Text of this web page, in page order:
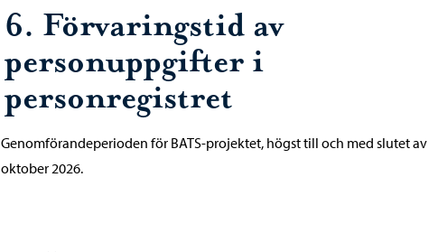
6. Förvaringstid av
personuppgifter i
personregistret
Genomförandeperioden för BATS-projektet, högst till och med slutet av
oktober 2026.